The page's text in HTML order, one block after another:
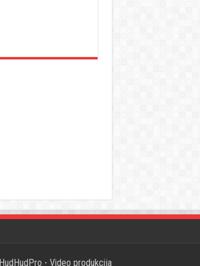
HudHudPro - Video produkcija